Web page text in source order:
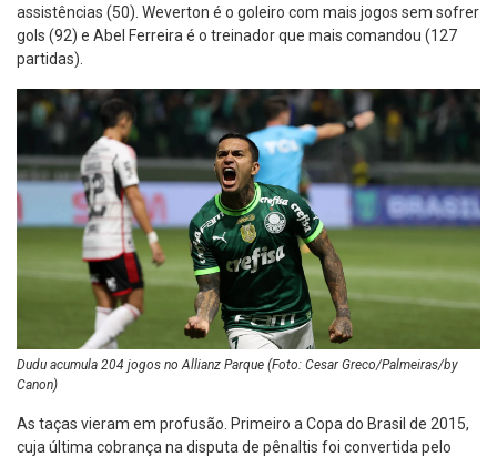
assistências (50). Weverton é o goleiro com mais jogos sem sofrer
gols (92) e Abel Ferreira é o treinador que mais comandou (127
partidas).
Dudu acumula 204 jogos no Allianz Parque (Foto: Cesar Greco/Palmeiras/by
Canon)
As taças vieram em profusão. Primeiro a Copa do Brasil de 2015,
cuja última cobrança na disputa de pênaltis foi convertida pelo